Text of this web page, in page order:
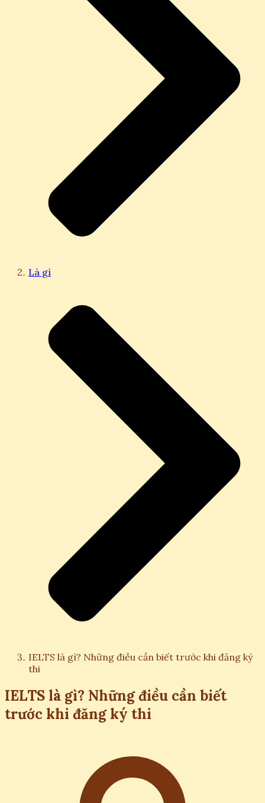
Là gì
IELTS là gì? Những điều cần biết trước khi đăng ký
thi
IELTS là gì? Những điều cần biết
trước khi đăng ký thi